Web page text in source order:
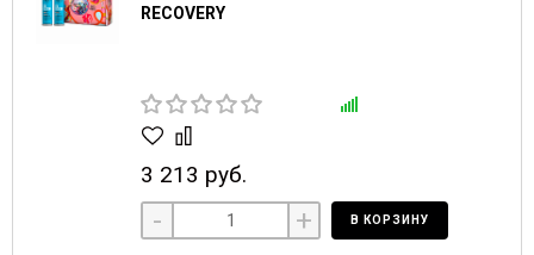
RECOVERY
3 213 руб.
- + В КОРЗИНУ